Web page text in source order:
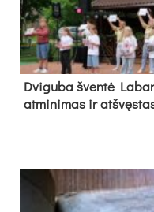
Dvi­gu­ba šven­tė
at­mi­ni­mas ir